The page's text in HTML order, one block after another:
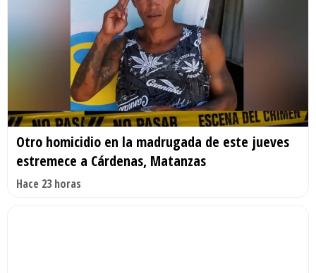
Otro homicidio en la madrugada de este jueves
estremece a Cárdenas, Matanzas
Hace 23 horas